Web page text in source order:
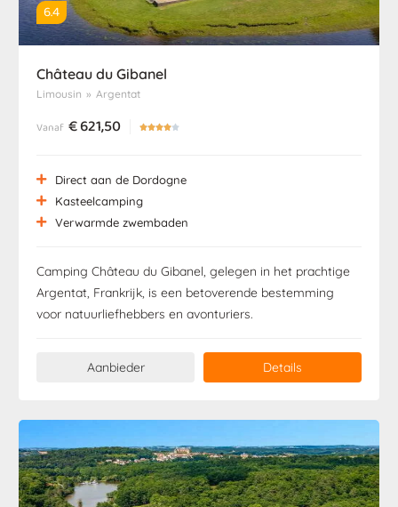
6.4
Château du Gibanel
Limousin » Argentat
Vanaf €621,50 
Direct aan de Dordogne
Kasteelcamping
Verwarmde zwembaden
Camping Château du Gibanel, gelegen in het prachtige
Argentat, Frankrijk, is een betoverende bestemming
voor natuurliefhebbers en avonturiers.
Aanbieder Details